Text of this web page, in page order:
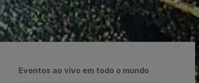
Eventos ao vivo em todo o mundo